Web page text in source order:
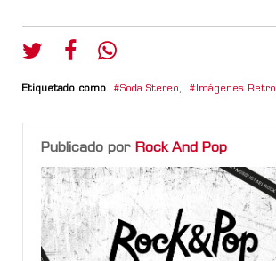
Etiquetado como Soda Stereo, Imágenes Retro
Publicado por Rock And Pop